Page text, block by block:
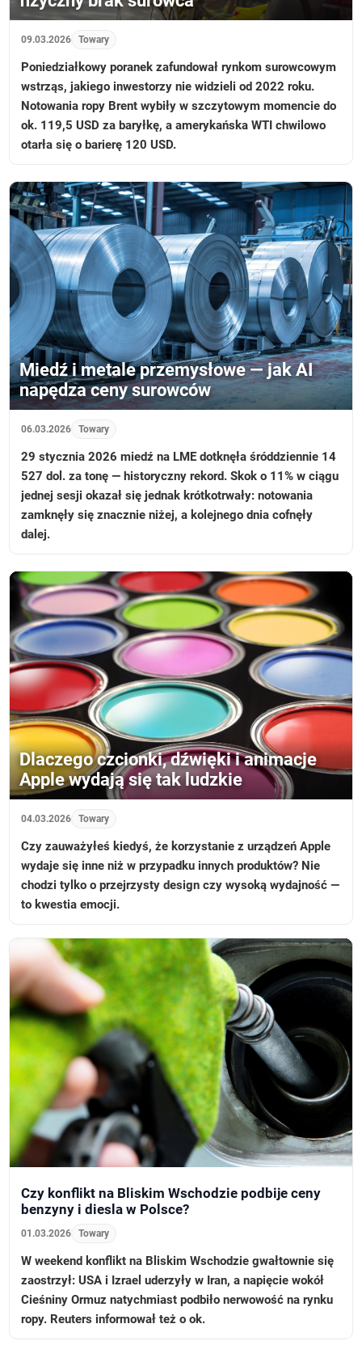
09.03.2026 Towary
Poniedziałkowy poranek zafundował rynkom surowcowym
wstrząs, jakiego inwestorzy nie widzieli od 2022 roku.
Notowania ropy Brent wybiły w szczytowym momencie do
ok. 119,5 USD za baryłkę, a amerykańska WTI chwilowo
otarła się o barierę 120 USD.
Miedź i metale przemysłowe — jak AI
napędza ceny surowców
06.03.2026 Towary
29 stycznia 2026 miedź na LME dotknęła śróddziennie 14
527 dol. za tonę — historyczny rekord. Skok o 11% w ciągu
jednej sesji okazał się jednak krótkotrwały: notowania
zamknęły się znacznie niżej, a kolejnego dnia cofnęły
dalej.
Dlaczego czcionki, dźwięki i animacje
Apple wydają się tak ludzkie
04.03.2026 Towary
Czy zauważyłeś kiedyś, że korzystanie z urządzeń Apple
wydaje się inne niż w przypadku innych produktów? Nie
chodzi tylko o przejrzysty design czy wysoką wydajność —
to kwestia emocji.
Czy konflikt na Bliskim Wschodzie podbije ceny
benzyny i diesla w Polsce?
01.03.2026 Towary
W weekend konflikt na Bliskim Wschodzie gwałtownie się
zaostrzył: USA i Izrael uderzyły w Iran, a napięcie wokół
Cieśniny Ormuz natychmiast podbiło nerwowość na rynku
ropy. Reuters informował też o ok.